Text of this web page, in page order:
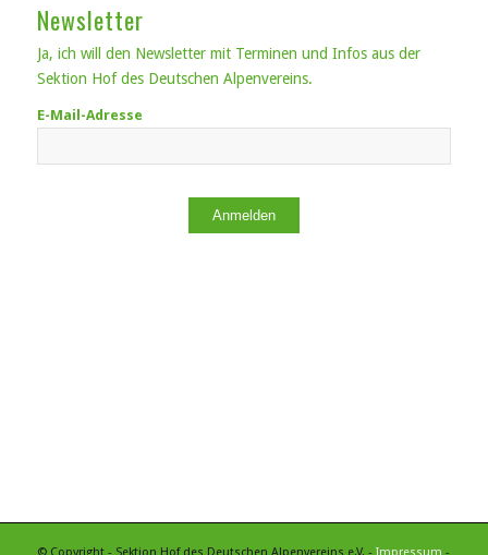
Newsletter
Ja, ich will den Newsletter mit Terminen und Infos aus der
Sektion Hof des Deutschen Alpenvereins.
E-Mail-Adresse
Anmelden